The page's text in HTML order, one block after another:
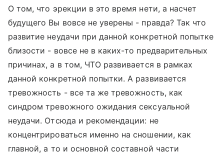
О том, что эрекции в это время нети, а насчет
будущего Вы вовсе не уверены - правда? Так что
развитие неудачи при данной конкретной попытке
близости - вовсе не в каких-то предварительных
причинах, а в том, ЧТО развивается в рамках
данной конкретной попытки. А развивается
тревожность - все та же тревожность, как
синдром тревожного ожидания сексуальной
неудачи. Отсюда и рекомендации: не
концентрироваться именно на сношении, как
главной, а то и основной составной части